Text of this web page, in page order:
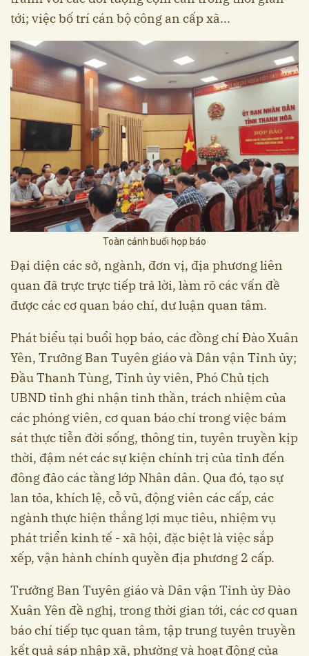
tới; việc bố trí cán bộ công an cấp xã...
Toàn cảnh buổi họp báo
Đại diện các sở, ngành, đơn vị, địa phương liên
quan đã trực trực tiếp trả lời, làm rõ các vấn đề
được các cơ quan báo chí, dư luận quan tâm.
Phát biểu tại buổi họp báo, các đồng chí Đào Xuân
Yên, Trưởng Ban Tuyên giáo và Dân vận Tỉnh ủy;
Đầu Thanh Tùng, Tỉnh ủy viên, Phó Chủ tịch
UBND tỉnh ghi nhận tinh thần, trách nhiệm của
các phóng viên, cơ quan báo chí trong việc bám
sát thực tiễn đời sống, thông tin, tuyên truyền kịp
thời, đậm nét các sự kiện chính trị của tỉnh đến
đông đảo các tầng lớp Nhân dân. Qua đó, tạo sự
lan tỏa, khích lệ, cỗ vũ, động viên các cấp, các
ngành thực hiện thắng lợi mục tiêu, nhiệm vụ
phát triển kinh tế - xã hội, đặc biệt là việc sắp
xếp, vận hành chính quyền địa phương 2 cấp.
Trưởng Ban Tuyên giáo và Dân vận Tỉnh ủy Đào
Xuân Yên đề nghị, trong thời gian tới, các cơ quan
báo chí tiếp tục quan tâm, tập trung tuyên truyền
kết quả sáp nhập xã, phường và hoạt động của